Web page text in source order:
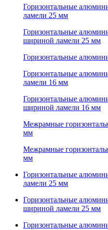
Горизонтальные
ламели 25 мм
Горизонтальные
шириной ламели 25 мм
Горизонтальные
Горизонтальные
ламели 16 мм
Горизонтальные
шириной ламели 16 мм
Межрамные
мм
Межрамные
мм
Горизонтальные
ламели 25 мм
Горизонтальные
шириной ламели 25 мм
Горизонтальные